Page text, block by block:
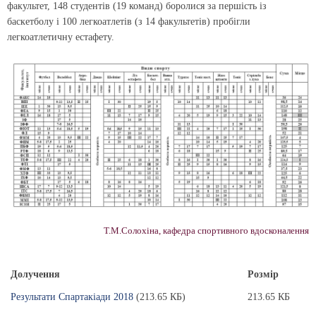
факультет, 148 студентів (19 команд) боролися за першість із
баскетболу і 100 легкоатлетів (з 14 факультетів) пробігли
легкоатлетичну естафету.
Т.М.Солохіна, кафедра спортивного вдосконалення
Долучення Розмір
Результати Спартакіади 2018 (213.65 КБ) 213.65 КБ